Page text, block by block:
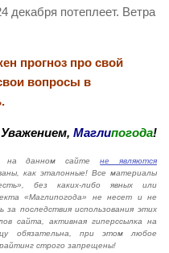
декабря потеплеет. Ветра
прогноз про свой
вопросы в
Маглипогода!
на данном сайтене являются
как эталонные! Все материалы
без каких-либо явных или
«Маглипогода» не несет и не
последствия использования этих
сайта, активная гиперссылка на
обязательна, при этом любое
строго запрещены!